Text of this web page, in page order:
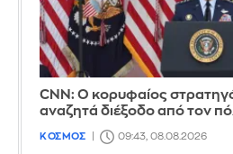
CNN: Ο κορυφαίος
αναζητά διέξοδο από τον
ΚΟΣΜΟΣ 09:43, 08.08.2026